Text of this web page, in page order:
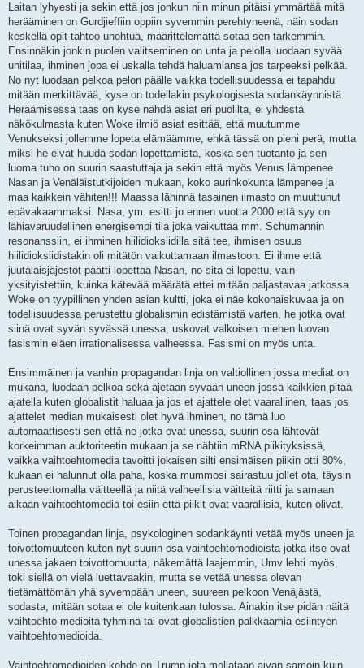
i
Laitan lyhyesti ja sekin että jos jonkun niin minun pitäisi ymmärtää mitä
herääminen on Gurdjieffiin oppiin syvemmin perehtyneenä, näin sodan
keskellä opit tahtoo unohtua, määrittelemättä sotaa sen tarkemmin.
Ensinnäkin jonkin puolen valitseminen on unta ja pelolla luodaan syvää
unitilaa, ihminen jopa ei uskalla tehdä haluamiansa jos tarpeeksi pelkää.
No nyt luodaan pelkoa pelon päälle vaikka todellisuudessa ei tapahdu
mitään merkittävää, kyse on todellakin psykologisesta sodankäynnistä.
Heräämisessä taas on kyse nähdä asiat eri puolilta, ei yhdestä
näkökulmasta kuten Woke ilmiö asiat esittää, että muutumme
Venukseksi jollemme lopeta elämäämme, ehkä tässä on pieni perä, mutta
miksi he eivät huuda sodan lopettamista, koska sen tuotanto ja sen
luoma tuho on suurin saastuttaja ja sekin että myös Venus lämpenee
Nasan ja Venäläistutkijoiden mukaan, koko aurinkokunta lämpenee ja
maa kaikkein vähiten!!! Maassa lähinnä tasainen ilmasto on muuttunut
epävakaammaksi. Nasa, ym. esitti jo ennen vuotta 2000 että syy on
lähiavaruudellinen energisempi tila joka vaikuttaa mm. Schumannin
resonanssiin, ei ihminen hiilidioksiidilla sitä tee, ihmisen osuus
hiilidioksiidistakin oli mitätön vaikuttamaan ilmastoon. Ei ihme että
juutalaisjäjestöt päätti lopettaa Nasan, no sitä ei lopettu, vain
yksityistettiin, kuinka kätevää määrätä ettei mitään paljastavaa jatkossa.
Woke on tyypillinen yhden asian kultti, joka ei näe kokonaiskuvaa ja on
todellisuudessa perustettu globalismin edistämistä varten, he jotka ovat
siinä ovat syvän syvässä unessa, uskovat valkoisen miehen luovan
fasismin eläen irrationalisessa valheessa. Fasismi on myös unta.
Ensimmäinen ja vanhin propagandan linja on valtiollinen jossa mediat on
mukana, luodaan pelkoa sekä ajetaan syvään uneen jossa kaikkien pitää
ajatella kuten globalistit haluaa ja jos et ajattele olet vaarallinen, taas jos
ajattelet median mukaisesti olet hyvä ihminen, no tämä luo
automaattisesti sen että ne jotka ovat unessa, suurin osa lähtevät
korkeimman auktoriteetin mukaan ja se nähtiin mRNA piikityksissä,
vaikka vaihtoehtomedia tavoitti jokaisen silti ensimäisen piikin otti 80%,
kukaan ei halunnut olla paha, koska mummosi sairastuu jollet ota, täysin
perusteettomalla väitteellä ja niitä valheellisia väitteitä riitti ja samaan
aikaan vaihtoehtomedia toi esiin että piikit ovat vaarallisia, kuten olivat.
Toinen propagandan linja, psykologinen sodankäynti vetää myös uneen ja
toivottomuuteen kuten nyt suurin osa vaihtoehtomedioista jotka itse ovat
unessa jakaen toivottomuutta, näkemättä laajemmin, Umv lehti myös,
toki siellä on vielä luettavaakin, mutta se vetää unessa olevan
tietämättömän yhä syvempään uneen, suureen pelkoon Venäjästä,
sodasta, mitään sotaa ei ole kuitenkaan tulossa. Ainakin itse pidän näitä
vaihtoehto medioita tyhminä tai ovat globalistien palkkaamia esiintyen
vaihtoehtomedioida.
Vaihtoehtomedioiden kohde on Trump jota mollataan aivan samoin kuin